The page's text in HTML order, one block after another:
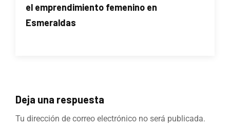
el emprendimiento femenino en
Esmeraldas
Deja una respuesta
Tu dirección de correo electrónico no será publicada.